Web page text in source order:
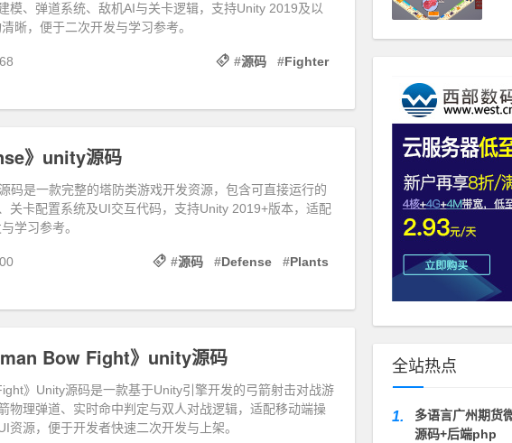
模、弹道系统、敌机AI与关卡逻辑，支持Unity 2019及以
晰，便于二次开发与学习参考。
#源码 #Fighter
》unity源码
码是一款完整的塔防类游戏开发资源，包含可直接运行的
关卡配置系统及UI交互代码，支持Unity 2019+版本，适配
学习参考。
#源码 #Defense #Plants
Bow Fight》unity源码
》Unity源码是一款基于Unity引擎开发的弓箭射击对战游
物理弹道、实时命中判定与双人对战逻辑，适配移动端操
资源，便于开发者快速二次开发与上架。
全站热点
1.
多语言广州期货
源码+后端php